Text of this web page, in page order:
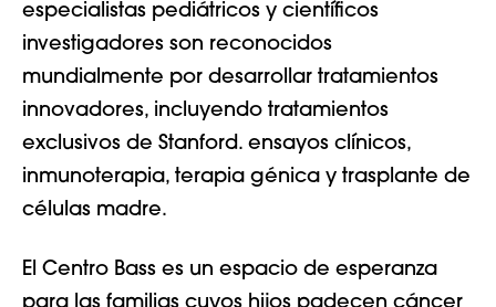
especialistas pediátricos y científicos
investigadores son reconocidos
mundialmente por desarrollar tratamientos
innovadores, incluyendo tratamientos
exclusivos de Stanford. ensayos clínicos,
inmunoterapia, terapia génica y trasplante de
células madre.
El Centro Bass es un espacio de esperanza